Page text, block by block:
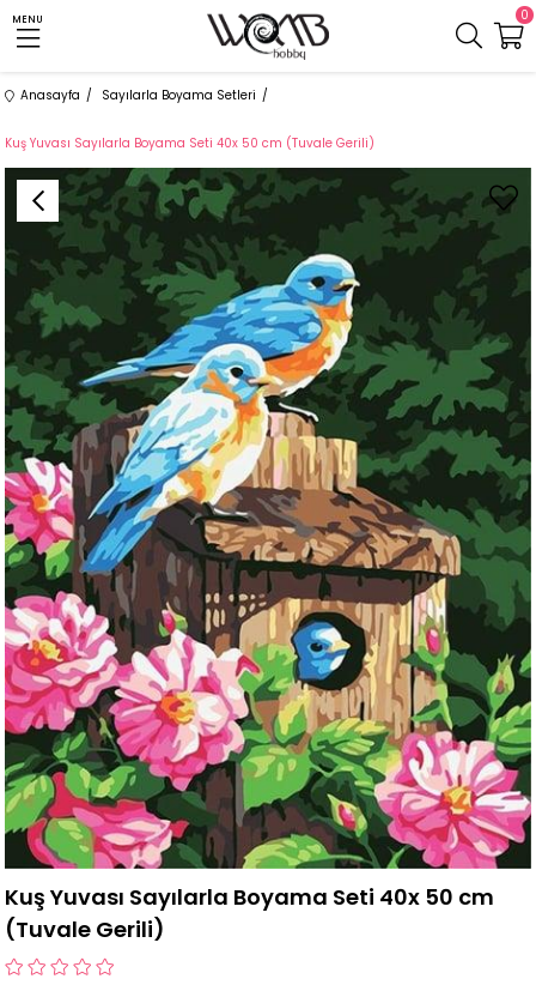
MENU 0
Anasayfa Sayılarla Boyama Setleri
Kuş Yuvası Sayılarla Boyama Seti 40x 50 cm (Tuvale Gerili)
Kuş Yuvası Sayılarla Boyama Seti 40x 50 cm
(Tuvale Gerili)